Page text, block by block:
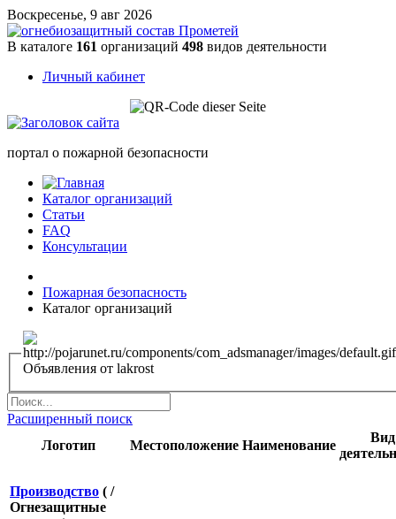
Воскресенье, 9 авг 2026
В каталоге 161 организаций 498 видов деятельности
Личный кабинет
портал о пожарной безопасности
Каталог организаций
Статьи
FAQ
Консультации
Пожарная безопасность
Каталог организаций
Объявления от lakrost
Расширенный поиск
Логотип
Местоположение Наименование
Вид
Производство ( /
Огнезащитные